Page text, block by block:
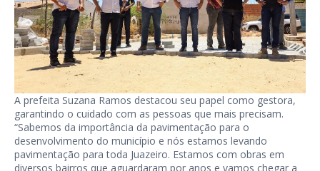
A prefeita Suzana Ramos destacou seu papel como gestora,
garantindo o cuidado com as pessoas que mais precisam.
“Sabemos da importância da pavimentação para o
desenvolvimento do município e nós estamos levando
pavimentação para toda Juazeiro. Estamos com obras em
diversos bairros que aguardaram por anos e vamos chegar a